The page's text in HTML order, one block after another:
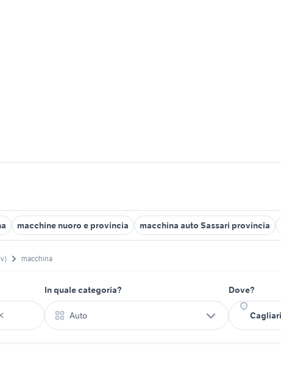
macchine nuoro e provincia macchina auto Sassari provincia
macchina
In quale categoria?
Auto
Dove?